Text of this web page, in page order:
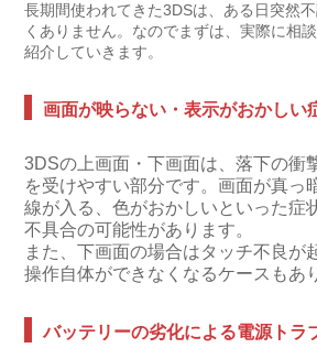
長期間使われてきた3DSは、ある日突然
くありません。なのでまずは、実際に相
紹介していきます。
画面が映らない・表示がおかしい
3DSの上画面・下画面は、落下の衝
を受けやすい部分です。画面が真っ
線が入る、色がおかしいといった症
不具合の可能性があります。
また、下画面の場合はタッチ不良が
操作自体ができなくなるケースもあ
バッテリーの劣化による電源トラ